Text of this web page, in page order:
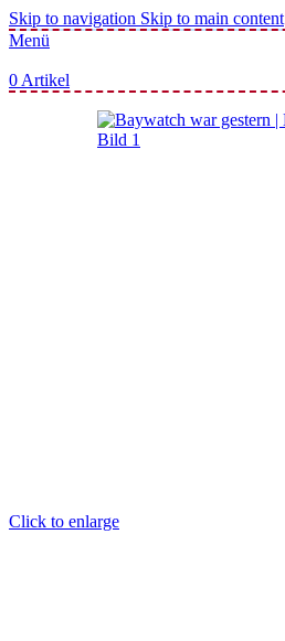
Skip to navigation Skip to main content
Menü
0 Artikel
Click to enlarge